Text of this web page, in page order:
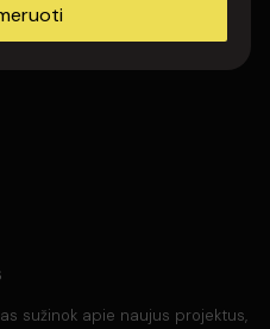
sužinok apie naujus projektus,